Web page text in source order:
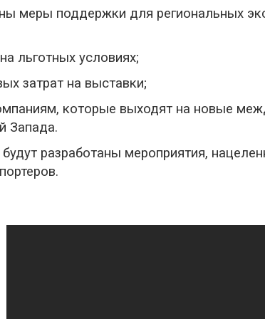
меры поддержки для региональных
льготных условиях;
затрат на выставки;
которые выходят на новые
Запада.
разработаны мероприятия,